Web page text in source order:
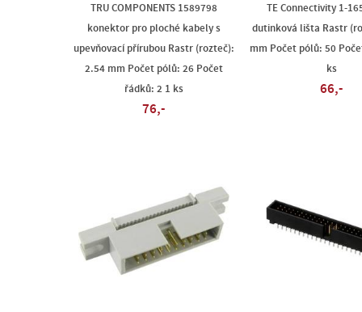
TRU COMPONENTS 1589798
konektor pro ploché kabely s
upevňovací přírubou Rastr (rozteč):
2.54 mm Počet pólů: 26 Počet
řádků: 2 1 ks
76,-
TE Connectivity 1-
dutinková lišta Rastr
mm Počet pólů: 50
ks
66,-